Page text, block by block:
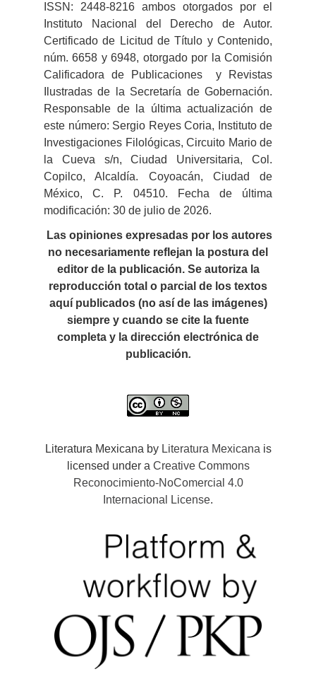
ISSN: 2448-8216 ambos otorgados por el
Instituto Nacional del Derecho de Autor.
Certificado de Licitud de Título y Contenido,
núm. 6658 y 6948, otorgado por la Comisión
Calificadora de Publicaciones y Revistas
Ilustradas de la Secretaría de Gobernación.
Responsable de la última actualización de
este número: Sergio Reyes Coria, Instituto de
Investigaciones Filológicas, Circuito Mario de
la Cueva s/n, Ciudad Universitaria, Col.
Copilco, Alcaldía. Coyoacán, Ciudad de
México, C. P. 04510. Fecha de última
modificación: 30 de julio de 2026.
Las opiniones expresadas por los autores
no necesariamente reflejan la postura del
editor de la publicación. Se autoriza la
reproducción total o parcial de los textos
aquí publicados (no así de las imágenes)
siempre y cuando se cite la fuente
completa y la dirección electrónica de
publicación.
Literatura Mexicana by Literatura Mexicana is
licensed under a Creative Commons
Reconocimiento-NoComercial 4.0
Internacional License.